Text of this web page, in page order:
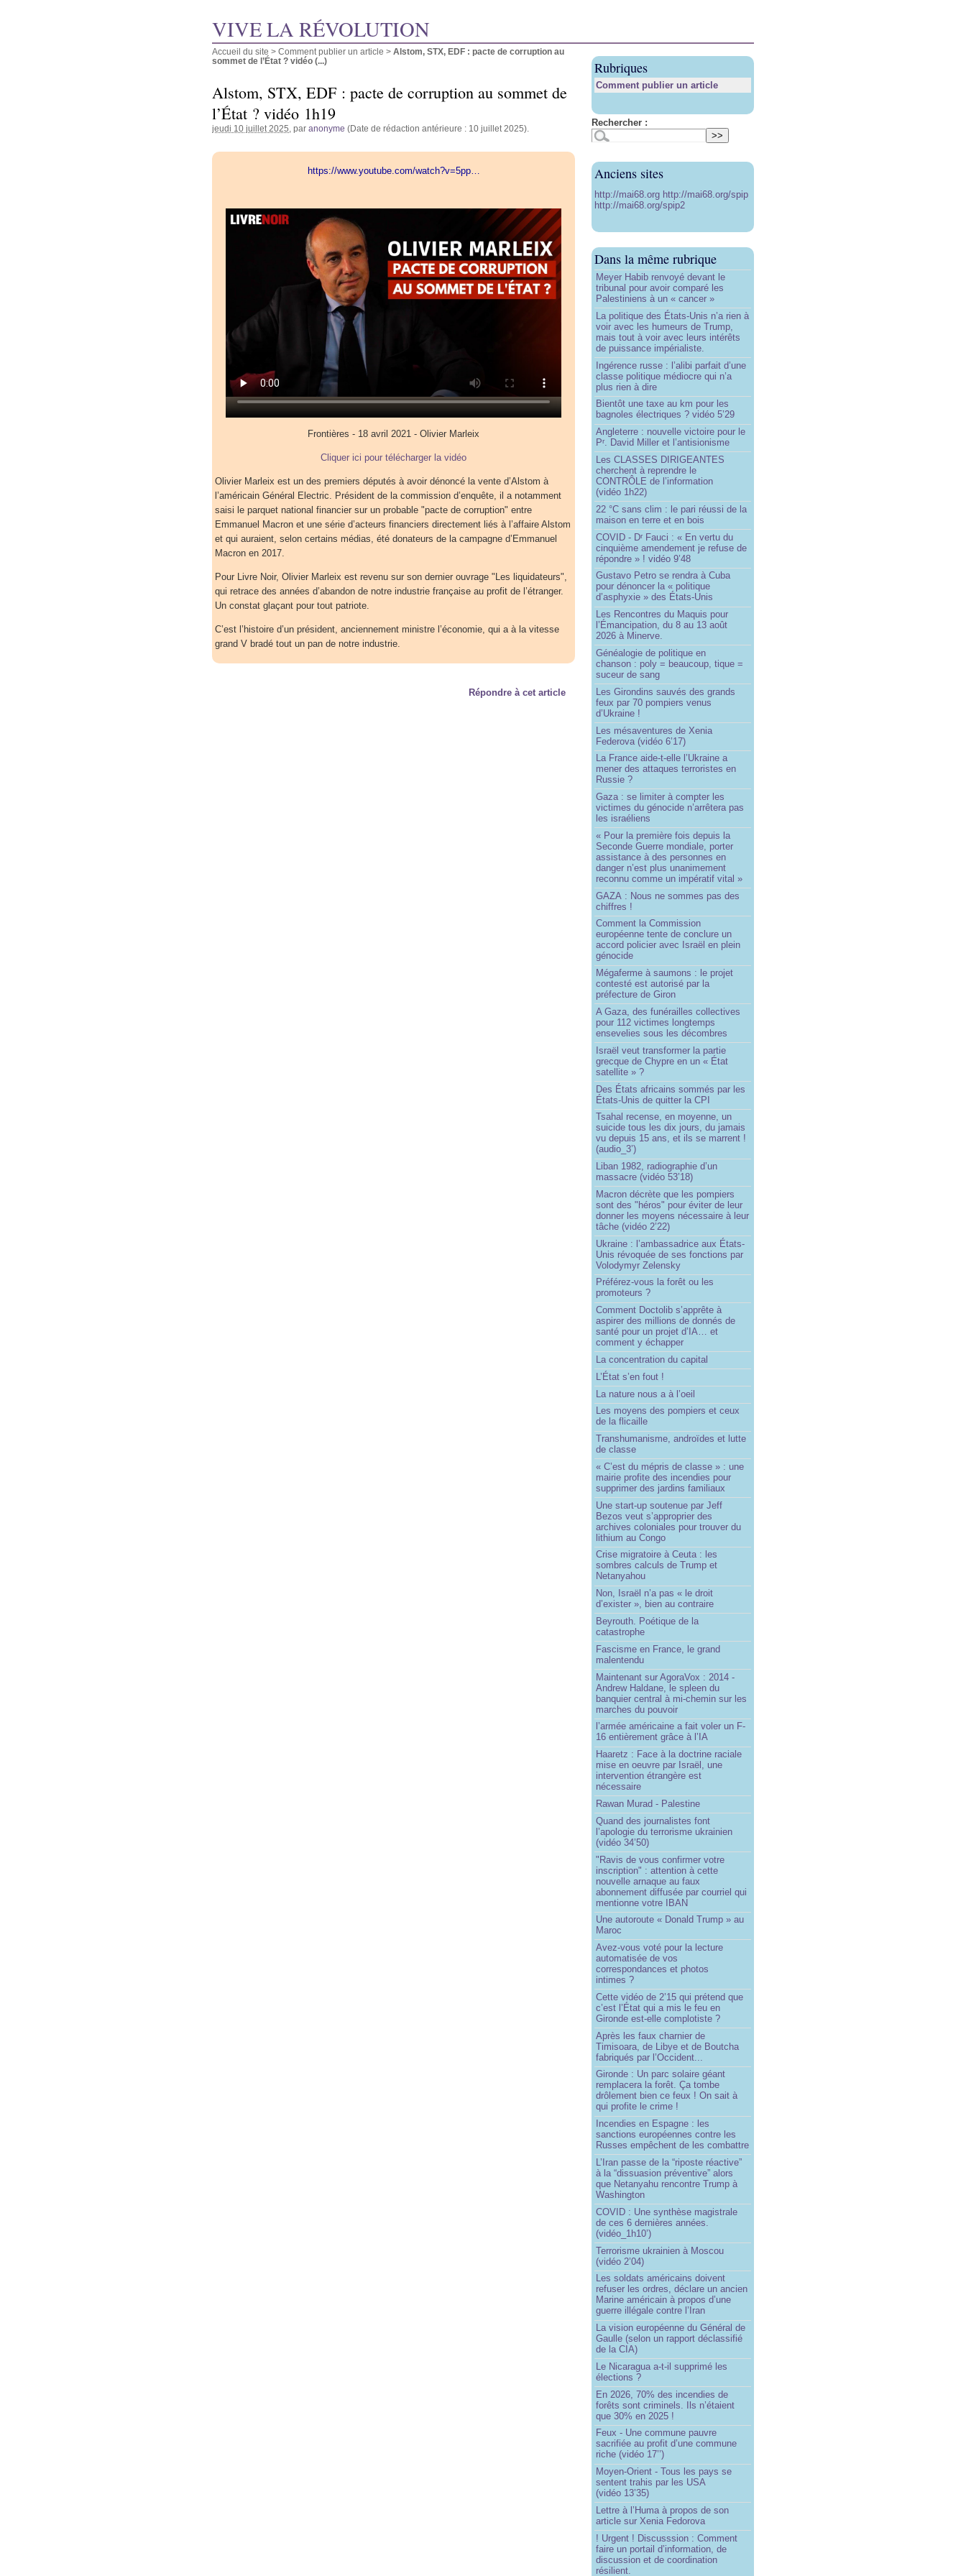
VIVE LA RÉVOLUTION
Accueil du site > Comment publier un article > Alstom, STX, EDF : pacte de corruption au
sommet de l’État ? vidéo (...)
Alstom, STX, EDF : pacte de corruption au sommet de
l’État ? vidéo 1h19
jeudi 10 juillet 2025 , par anonyme (Date de rédaction antérieure : 10 juillet 2025).
https://www.youtube.com/watch?v=5pp…
Frontières - 18 avril 2021 - Olivier Marleix
Cliquer ici pour télécharger la vidéo
Olivier Marleix est un des premiers députés à avoir dénoncé la vente d’Alstom à
l’américain Général Electric. Président de la commission d’enquête, il a notamment
saisi le parquet national financier sur un probable "pacte de corruption" entre
Emmanuel Macron et une série d’acteurs financiers directement liés à l’affaire Alstom
et qui auraient, selon certains médias, été donateurs de la campagne d’Emmanuel
Macron en 2017.
Pour Livre Noir, Olivier Marleix est revenu sur son dernier ouvrage "Les liquidateurs",
qui retrace des années d’abandon de notre industrie française au profit de l’étranger.
Un constat glaçant pour tout patriote.
C’est l’histoire d’un président, anciennement ministre l’économie, qui a à la vitesse
grand V bradé tout un pan de notre industrie.
Répondre à cet article
Rubriques
Comment publier un article
Rechercher :
Anciens sites
http://mai68.org http://mai68.org/spip
http://mai68.org/spip2
Dans la même rubrique
Meyer Habib renvoyé devant le
tribunal pour avoir comparé les
Palestiniens à un « cancer »
La politique des États-Unis n’a rien à
voir avec les humeurs de Trump,
mais tout à voir avec leurs intérêts
de puissance impérialiste.
Ingérence russe : l’alibi parfait d’une
classe politique médiocre qui n’a
plus rien à dire
Bientôt une taxe au km pour les
bagnoles électriques ? vidéo 5’29
Angleterre : nouvelle victoire pour le
Pr. David Miller et l’antisionisme
Les CLASSES DIRIGEANTES
cherchent à reprendre le
CONTRÔLE de l’information
(vidéo 1h22)
22 °C sans clim : le pari réussi de la
maison en terre et en bois
COVID - Dr Fauci : « En vertu du
cinquième amendement je refuse de
répondre » ! vidéo 9’48
Gustavo Petro se rendra à Cuba
pour dénoncer la « politique
d’asphyxie » des États-Unis
Les Rencontres du Maquis pour
l’Émancipation, du 8 au 13 août
2026 à Minerve.
Généalogie de politique en
chanson : poly = beaucoup, tique =
suceur de sang
Les Girondins sauvés des grands
feux par 70 pompiers venus
d’Ukraine !
Les mésaventures de Xenia
Federova (vidéo 6’17)
La France aide-t-elle l’Ukraine a
mener des attaques terroristes en
Russie ?
Gaza : se limiter à compter les
victimes du génocide n’arrêtera pas
les israéliens
« Pour la première fois depuis la
Seconde Guerre mondiale, porter
assistance à des personnes en
danger n’est plus unanimement
reconnu comme un impératif vital »
GAZA : Nous ne sommes pas des
chiffres !
Comment la Commission
européenne tente de conclure un
accord policier avec Israël en plein
génocide
Mégaferme à saumons : le projet
contesté est autorisé par la
préfecture de Giron
A Gaza, des funérailles collectives
pour 112 victimes longtemps
ensevelies sous les décombres
Israël veut transformer la partie
grecque de Chypre en un « État
satellite » ?
Des États africains sommés par les
États-Unis de quitter la CPI
Tsahal recense, en moyenne, un
suicide tous les dix jours, du jamais
vu depuis 15 ans, et ils se marrent !
(audio_3’)
Liban 1982, radiographie d’un
massacre (vidéo 53’18)
Macron décrète que les pompiers
sont des "héros" pour éviter de leur
donner les moyens nécessaire à leur
tâche (vidéo 2’22)
Ukraine : l’ambassadrice aux États-
Unis révoquée de ses fonctions par
Volodymyr Zelensky
Préférez-vous la forêt ou les
promoteurs ?
Comment Doctolib s’apprête à
aspirer des millions de donnés de
santé pour un projet d’IA… et
comment y échapper
La concentration du capital
L’État s’en fout !
La nature nous a à l’oeil
Les moyens des pompiers et ceux
de la flicaille
Transhumanisme, androïdes et lutte
de classe
« C’est du mépris de classe » : une
mairie profite des incendies pour
supprimer des jardins familiaux
Une start-up soutenue par Jeff
Bezos veut s’approprier des
archives coloniales pour trouver du
lithium au Congo
Crise migratoire à Ceuta : les
sombres calculs de Trump et
Netanyahou
Non, Israël n’a pas « le droit
d’exister », bien au contraire
Beyrouth. Poétique de la
catastrophe
Fascisme en France, le grand
malentendu
Maintenant sur AgoraVox : 2014 -
Andrew Haldane, le spleen du
banquier central à mi-chemin sur les
marches du pouvoir
l’armée américaine a fait voler un F-
16 entièrement grâce à l’IA
Haaretz : Face à la doctrine raciale
mise en oeuvre par Israël, une
intervention étrangère est
nécessaire
Rawan Murad - Palestine
Quand des journalistes font
l’apologie du terrorisme ukrainien
(vidéo 34’50)
"Ravis de vous confirmer votre
inscription" : attention à cette
nouvelle arnaque au faux
abonnement diffusée par courriel qui
mentionne votre IBAN
Une autoroute « Donald Trump » au
Maroc
Avez-vous voté pour la lecture
automatisée de vos
correspondances et photos
intimes ?
Cette vidéo de 2’15 qui prétend que
c’est l’État qui a mis le feu en
Gironde est-elle complotiste ?
Après les faux charnier de
Timisoara, de Libye et de Boutcha
fabriqués par l’Occident...
Gironde : Un parc solaire géant
remplacera la forêt. Ça tombe
drôlement bien ce feux ! On sait à
qui profite le crime !
Incendies en Espagne : les
sanctions européennes contre les
Russes empêchent de les combattre
L’Iran passe de la “riposte réactive”
à la “dissuasion préventive” alors
que Netanyahu rencontre Trump à
Washington
COVID : Une synthèse magistrale
de ces 6 dernières années.
(vidéo_1h10’)
Terrorisme ukrainien à Moscou
(vidéo 2’04)
Les soldats américains doivent
refuser les ordres, déclare un ancien
Marine américain à propos d’une
guerre illégale contre l’Iran
La vision européenne du Général de
Gaulle (selon un rapport déclassifié
de la CIA)
Le Nicaragua a-t-il supprimé les
élections ?
En 2026, 70% des incendies de
forêts sont criminels. Ils n’étaient
que 30% en 2025 !
Feux - Une commune pauvre
sacrifiée au profit d’une commune
riche (vidéo 17’’)
Moyen-Orient - Tous les pays se
sentent trahis par les USA
(vidéo 13’35)
Lettre à l’Huma à propos de son
article sur Xenia Fedorova
! Urgent ! Discusssion : Comment
faire un portail d’information, de
discussion et de coordination
résilient.